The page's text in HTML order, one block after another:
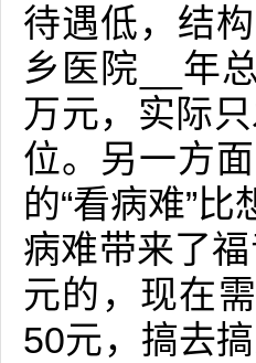
待遇低，结
乡医院__年
万元，实际
位。另一方
的“看病难”
病难带来了
元的，现在
50元，搞去